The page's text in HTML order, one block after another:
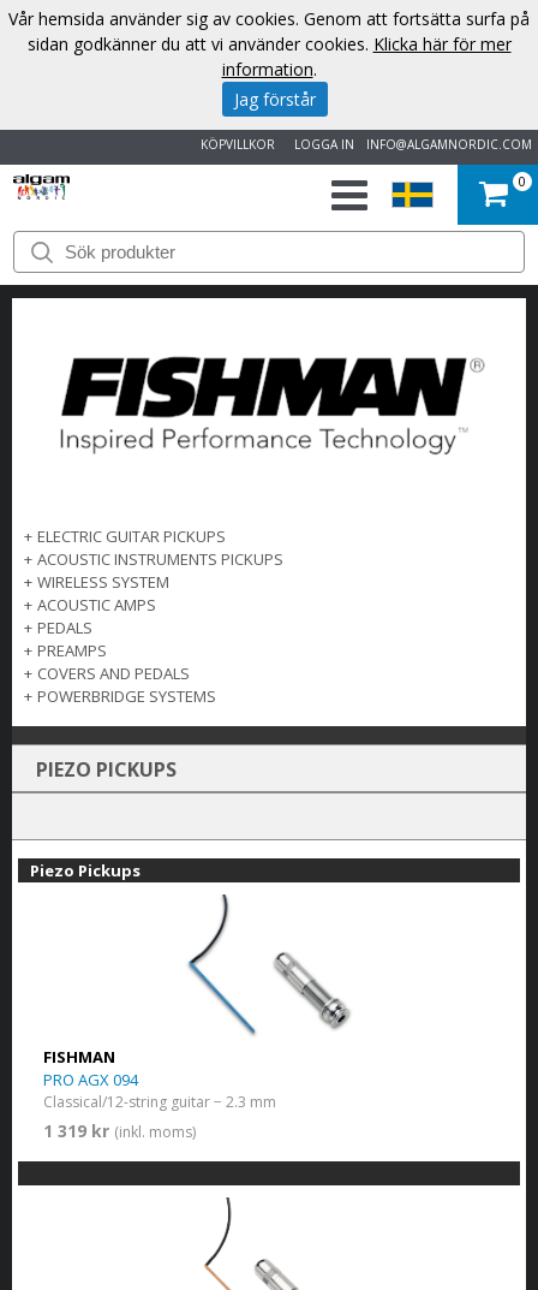
INFO@ALGAMNORDIC.COM
LOGGA IN
KÖPVILLKOR
START
VARUMÄRKEN
NYHETER
OM
KONTAKT
0
+ ELECTRIC GUITAR PICKUPS
+ ACOUSTIC INSTRUMENTS PICKUPS
+ WIRELESS SYSTEM
+ ACOUSTIC AMPS
+ PEDALS
+ PREAMPS
+ COVERS AND PEDALS
+ POWERBRIDGE SYSTEMS
PIEZO PICKUPS
Piezo Pickups
FISHMAN
PRO AGX 094
Classical/12-string guitar − 2.3 mm
1 319 kr (inkl. moms)
Vår hemsida använder sig av cookies. Genom att fortsätta surfa på
sidan godkänner du att vi använder cookies. Klicka här för mer
information.
Jag förstår